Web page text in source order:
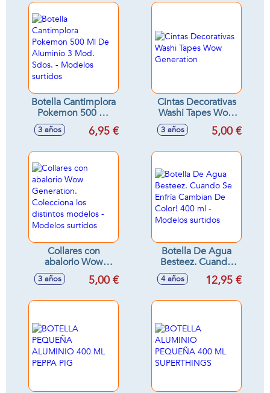
graciosas figuritas!
43x4x21cm
Botella Cantimplora
Pokemon 500 Ml
De Aluminio 3
Mod. Sdos. -
3 años 6,95 €
Cintas Decorativas
Washi Tapes Wow
Generation
3 años 5,00 €
Collares con
abalorio Wow
Generation.
Colecciona los
3 años 5,00 €
Botella De Agua
Besteez. Cuando
Se Enfría Cambian
De Color! 400 ml -
4 años 12,95 €